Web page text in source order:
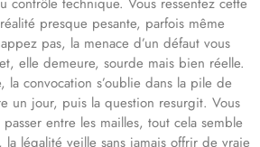
presque pesante, parfois même
pas, la menace d’un défaut vous
elle demeure, sourde mais bien réelle.
convocation s’oublie dans la pile de
un jour, puis la question resurgit. Vous
entre les mailles, tout cela semble
légalité veille sans jamais offrir de vraie